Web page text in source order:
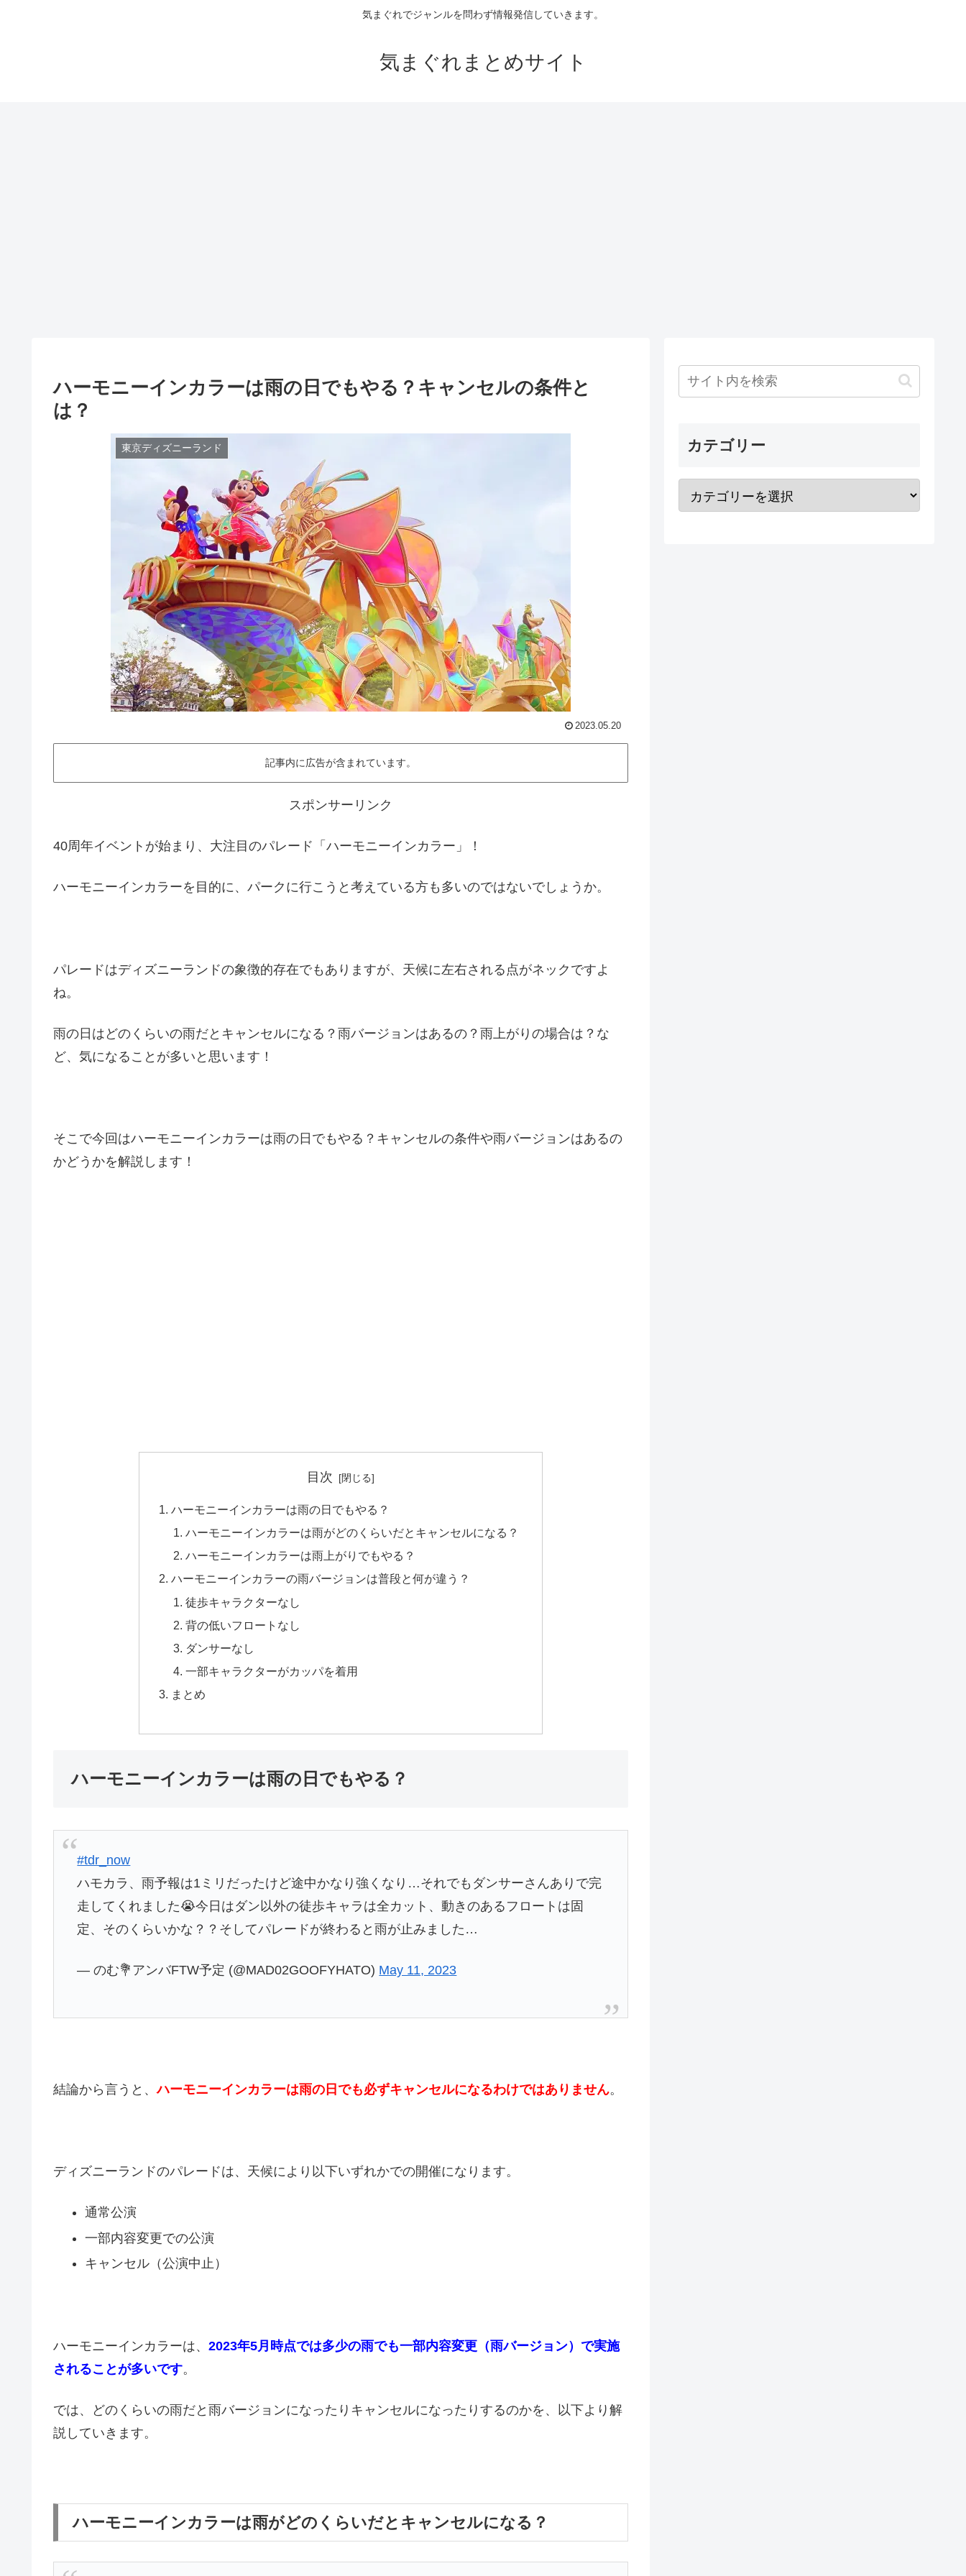
気まぐれでジャンルを問わず情報発信していきます。
気まぐれまとめサイト
ハーモニーインカラーは雨の日でもやる？キャンセルの条件と
は？
東京ディズニーランド
2023.05.20
記事内に広告が含まれています。
スポンサーリンク
40周年イベントが始まり、大注目のパレード「ハーモニーインカラー」！
ハーモニーインカラーを目的に、パークに行こうと考えている方も多いのではないでしょうか。
パレードはディズニーランドの象徴的存在でもありますが、天候に左右される点がネックですよ
ね。
雨の日はどのくらいの雨だとキャンセルになる？雨バージョンはあるの？雨上がりの場合は？な
ど、気になることが多いと思います！
そこで今回はハーモニーインカラーは雨の日でもやる？キャンセルの条件や雨バージョンはあるの
かどうかを解説します！
目次
ハーモニーインカラーは雨の日でもやる？
ハーモニーインカラーは雨がどのくらいだとキャンセルになる？
ハーモニーインカラーは雨上がりでもやる？
ハーモニーインカラーの雨バージョンは普段と何が違う？
徒歩キャラクターなし
背の低いフロートなし
ダンサーなし
一部キャラクターがカッパを着用
まとめ
ハーモニーインカラーは雨の日でもやる？
#tdr_now
ハモカラ、雨予報は1ミリだったけど途中かなり強くなり…それでもダンサーさんありで完
走してくれました😭今日はダン以外の徒歩キャラは全カット、動きのあるフロートは固
定、そのくらいかな？？そしてパレードが終わると雨が止みました…
— のむ💐アンバFTW予定 (@MAD02GOOFYHATO) May 11, 2023
結論から言うと、ハーモニーインカラーは雨の日でも必ずキャンセルになるわけではありません。
ディズニーランドのパレードは、天候により以下いずれかでの開催になります。
通常公演
一部内容変更での公演
キャンセル（公演中止）
ハーモニーインカラーは、 2023年5月時点では多少の雨でも一部内容変更（雨バージョン）で実施
されることが多いです。
では、どのくらいの雨だと雨バージョンになったりキャンセルになったりするのかを、以下より解
説していきます。
ハーモニーインカラーは雨がどのくらいだとキャンセルになる？
カテゴリー